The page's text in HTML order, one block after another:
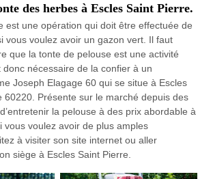
des herbes à Escles Saint Pierre.
est une opération qui doit être effectuée de
vous voulez avoir un gazon vert. Il faut
que la tonte de pelouse est une activité
nécessaire de la confier à un
Joseph Elagage 60 qui se situe à Escles
60220. Présente sur le marché depuis des
la pelouse à des prix abordable à
vous voulez avoir de plus amples
à visiter son site internet ou aller
siège à Escles Saint Pierre.